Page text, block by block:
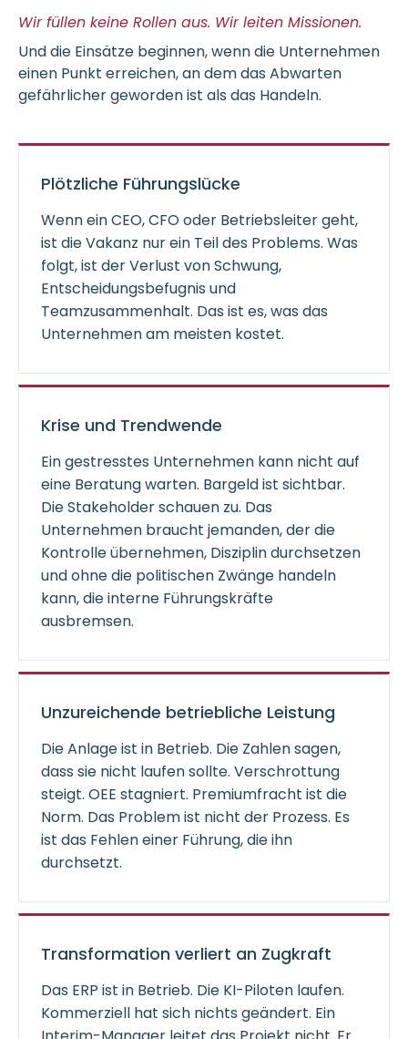
Wir füllen keine Rollen aus. Wir leiten Missionen.
Und die Einsätze beginnen, wenn die Unternehmen
einen Punkt erreichen, an dem das Abwarten
gefährlicher geworden ist als das Handeln.
Plötzliche Führungslücke
Wenn ein CEO, CFO oder Betriebsleiter geht,
ist die Vakanz nur ein Teil des Problems. Was
folgt, ist der Verlust von Schwung,
Entscheidungsbefugnis und
Teamzusammenhalt. Das ist es, was das
Unternehmen am meisten kostet.
Krise und Trendwende
Ein gestresstes Unternehmen kann nicht auf
eine Beratung warten. Bargeld ist sichtbar.
Die Stakeholder schauen zu. Das
Unternehmen braucht jemanden, der die
Kontrolle übernehmen, Disziplin durchsetzen
und ohne die politischen Zwänge handeln
kann, die interne Führungskräfte
ausbremsen.
Unzureichende betriebliche Leistung
Die Anlage ist in Betrieb. Die Zahlen sagen,
dass sie nicht laufen sollte. Verschrottung
steigt. OEE stagniert. Premiumfracht ist die
Norm. Das Problem ist nicht der Prozess. Es
ist das Fehlen einer Führung, die ihn
durchsetzt.
Transformation verliert an Zugkraft
Das ERP ist in Betrieb. Die KI-Piloten laufen.
Kommerziell hat sich nichts geändert. Ein